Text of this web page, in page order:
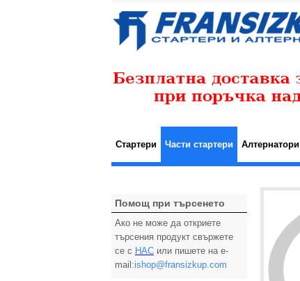
Стартери Части стартери Алтернатори
Помощ при търсенето
Ако не може да откриете
търсения продукт свържете
се с НАС или пишете на e-
mail:ishop@fransizkup.com